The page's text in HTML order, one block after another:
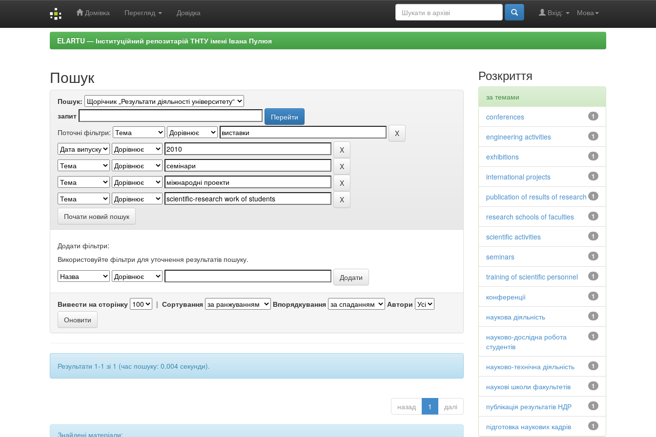
Домівка Перегляд Довідка Мова
Вхід:
ELARTU — Інституційний репозитарій ТНТУ імені Івана Пулюя
Пошук
Пошук:
запит
Поточні фільтри:
Почати новий пошук
Додати фільтри:
Використовуйте фільтри для уточнення результатів пошуку.
Вивести на сторінку | Сортування Впорядкування Автори
Результати 1-1 зі 1 (час пошуку: 0.004 секунди).
назад 1 далі
Знайдені матеріали:
Розкриття
за темами
1
conferences
1
engineering activities
1
exhibitions
1
international projects
1
publication of results of research
1
research schools of faculties
1
scientific activities
1
seminars
1
training of scientific personnel
1
конференції
1
наукова діяльність
1
науково-дослідна робота
студентів
1
науково-технічна діяльність
1
наукові школи факультетів
1
публікація результатів НДР
1
підготовка наукових кадрів